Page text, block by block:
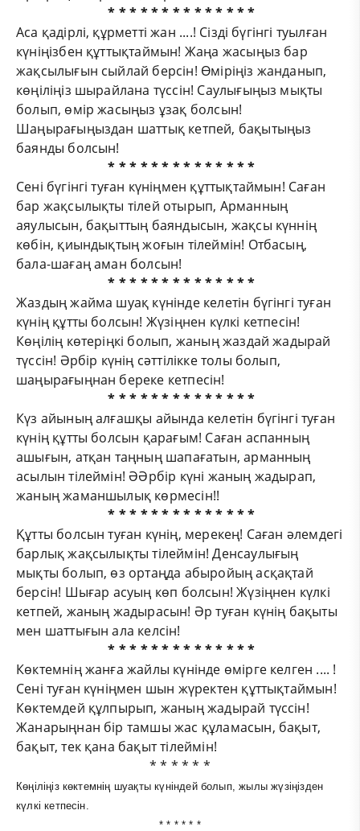
* * * * * * * * * * * * * *
Аса қадірлі, құрметті жан ....! Сізді бүгінгі туылған
күніңізбен құттықтаймын! Жаңа жасыңыз бар
жақсылығын сыйлай берсін! Өміріңіз жанданып,
көңіліңіз шырайлана түссін! Саулығыңыз мықты
болып, өмір жасыңыз ұзақ болсын!
Шаңырағыңыздан шаттық кетпей, бақытыңыз
баянды болсын!
* * * * * * * * * * * * * *
Сені бүгінгі туған күніңмен құттықтаймын! Саған
бар жақсылықты тілей отырып, Арманның
аяулысын, бақыттың баяндысын, жақсы күннің
көбін, қиындықтың жоғын тілеймін! Отбасың,
бала-шағаң аман болсын!
* * * * * * * * * * * * * *
Жаздың жайма шуақ күнінде келетін бүгінгі туған
күнің құтты болсын! Жүзіңнен күлкі кетпесін!
Көңілің көтеріңкі болып, жаның жаздай жадырай
түссін! Әрбір күнің сәттілікке толы болып,
шаңырағыңнан береке кетпесін!
* * * * * * * * * * * * * *
Күз айының алғашқы айында келетін бүгінгі туған
күнің құтты болсын қарағым! Саған аспанның
ашығын, атқан таңның шапағатын, арманның
асылын тілеймін! ӘӘрбір күні жаның жадырап,
жаның жаманшылық көрмесін!!
* * * * * * * * * * * * * *
Құтты болсын туған күнің, мерекең! Саған әлемдегі
барлық жақсылықты тілеймін! Денсаулығың
мықты болып, өз ортаңда абыройың асқақтай
берсін! Шығар асуың көп болсын! Жүзіңнен күлкі
кетпей, жаның жадырасын! Әр туған күнің бақыты
мен шаттығын ала келсін!
* * * * * * * * * * * * * *
Көктемнің жанға жайлы күнінде өмірге келген .... !
Сені туған күніңмен шын жүректен құттықтаймын!
Көктемдей құлпырып, жаның жадырай түссін!
Жанарыңнан бір тамшы жас құламасын, бақыт,
бақыт, тек қана бақыт тілеймін!
* * * * * *
Көңіліңіз көктемнің шуақты күніндей болып, жылы жүзіңізден
күлкі кетпесін.
* * * * * *